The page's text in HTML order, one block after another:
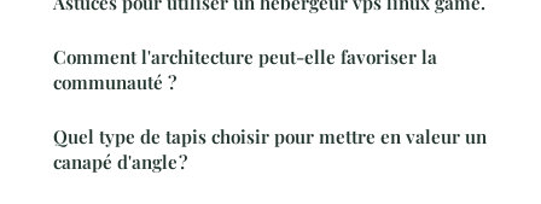
Comment l'architecture peut-elle favoriser la
communauté ?
Quel type de tapis choisir pour mettre en valeur un
canapé d'angle ?